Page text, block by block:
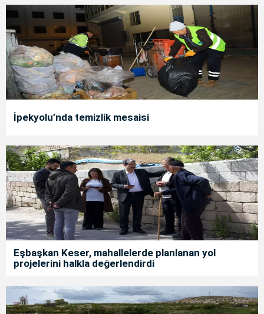
İpekyolu’nda temizlik mesaisi
Eşbaşkan Keser, mahallelerde planlanan yol
projelerini halkla değerlendirdi